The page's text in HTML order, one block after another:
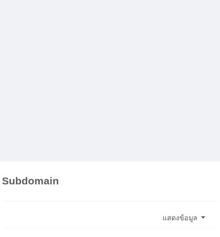
Subdomain
แสดงข้อมูล